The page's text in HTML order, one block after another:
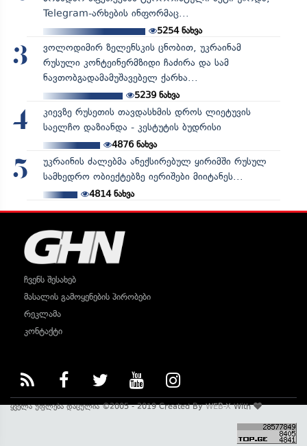
Telegram-არხების ინფორმაც...
5254ნახვა
3
ვოლოდიმირ ზელენსკის ცნობით, უკრაინამ
რუსული კონტეინერმზიდი ჩაძირა და სამ
ნავთობგადამამუშავებელ ქარხა...
5239ნახვა
4
კიევზე რუსეთის თავდასხმის დროს ლიეტუვის
საელჩო დაზიანდა - კესტუტის ბუდრისი
4876ნახვა
5
უკრაინის ძალებმა ანექსირებულ ყირიმში რუსულ
სამხედრო ობიექტებზე იერიშები მიიტანეს...
4814ნახვა
ჩვენს შესახებ
მასალის გამოყენების პირობები
რეკლამა
კონტაქტი
ყველა უფლება დაცულია ©2005 - 2019 Created ByWEB-XWith